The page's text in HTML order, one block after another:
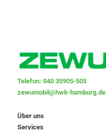
Telefon: 040 35905-505
zewumobil@hwk-hamburg.de
Über uns
Services